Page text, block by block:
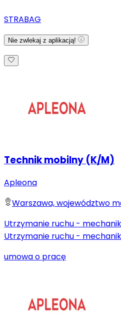
STRABAG
Nie zwlekaj z aplikacją!
Technik mobilny (K/M)
Apleona
Warszawa, województwo
Utrzymanie ruchu -
Utrzymanie ruchu -
umowa o pracę